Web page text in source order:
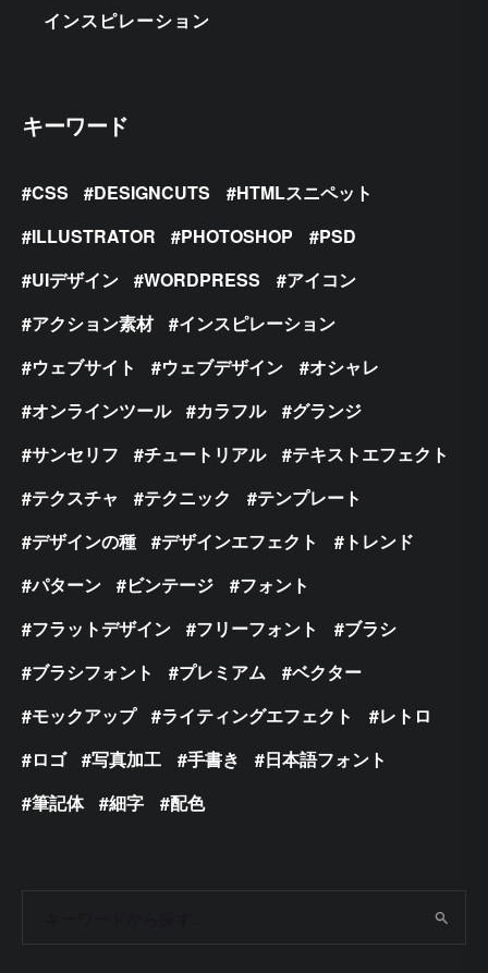
インスピレーション
キーワード
CSS DESIGNCUTS
HTMLスニペット
ILLUSTRATOR
PHOTOSHOP
PSD
UIデザイン
WORDPRESS
アイコン
アクション素材
インスピレーション
ウェブサイト
ウェブデザイン
オシャレ
オンラインツール
カラフル
グランジ
サンセリフ
チュートリアル
テキストエフェクト
テクスチャ
テクニック
テンプレート
デザインの種
デザインエフェクト
トレンド
パターン
ビンテージ
フォント
フラットデザイン
フリーフォント
ブラシ
ブラシフォント
プレミアム
ベクター
モックアップ
ライティングエフェクト
レトロ
ロゴ
写真加工 手書き
日本語フォント
筆記体
細字 配色